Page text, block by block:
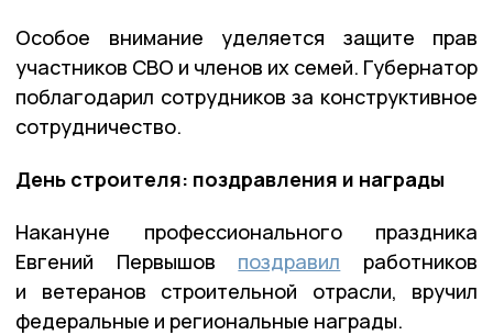
Особое внимание уделяется защите прав
участников СВО и членов их семей. Губернатор
поблагодарил сотрудников за конструктивное
сотрудничество.
День строителя: поздравления и награды
Накануне профессионального праздника
Евгений Первышов поздравил работников
и ветеранов строительной отрасли, вручил
федеральные и региональные награды.